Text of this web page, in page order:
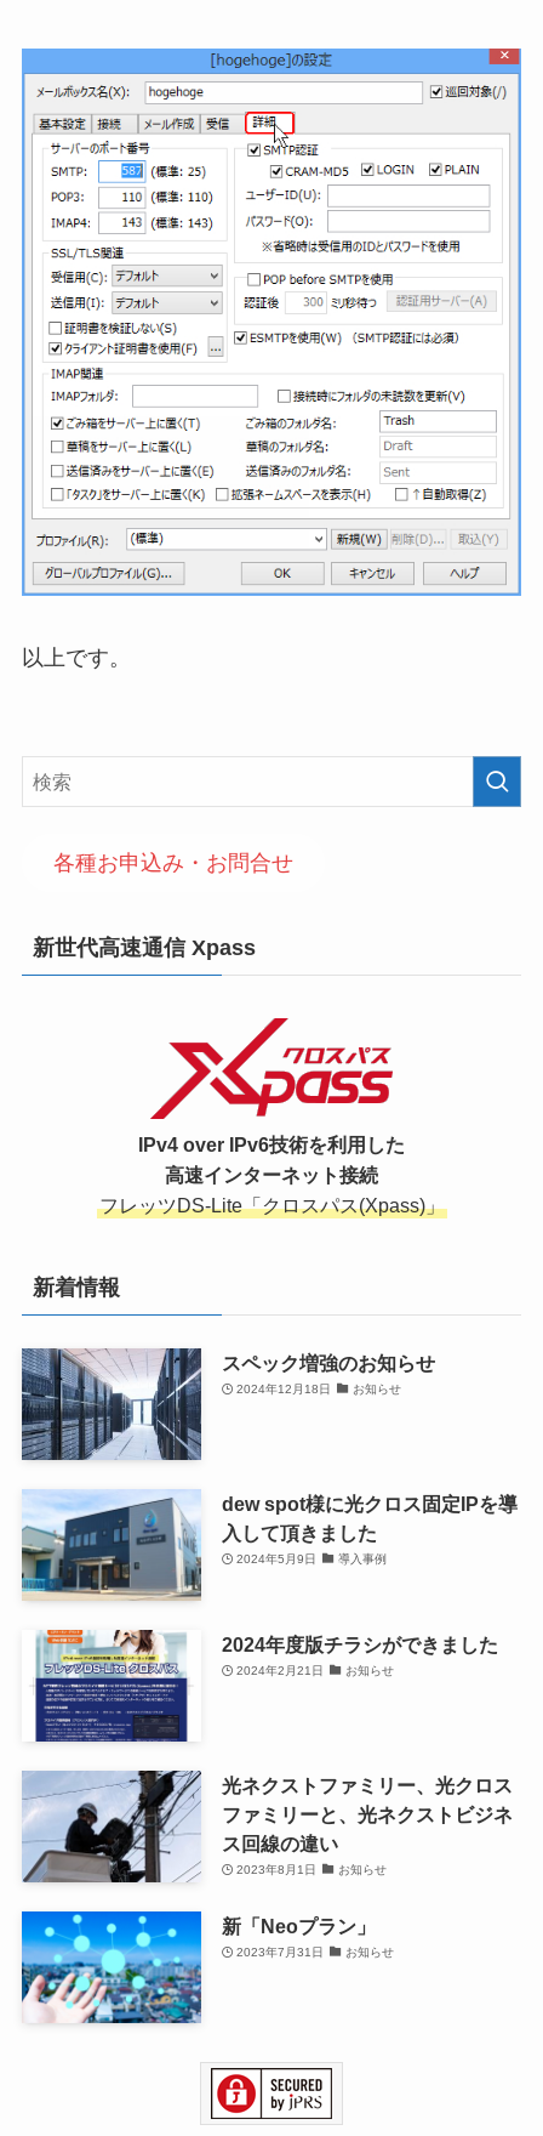
以上です。
各種お申込み・お問合せ
新世代高速通信 Xpass
IPv4 over IPv6技術を利用した
高速インターネット接続
フレッツDS-Lite「クロスパス(Xpass)」
新着情報
スペック増強のお知らせ
2024年12月18日 お知らせ
dew spot様に光クロス固定IPを導
入して頂きました
2024年5月9日 導入事例
2024年度版チラシができました
2024年2月21日 お知らせ
光ネクストファミリー、光クロス
ファミリーと、光ネクストビジネ
ス回線の違い
2023年8月1日 お知らせ
新「Neoプラン」
2023年7月31日 お知らせ